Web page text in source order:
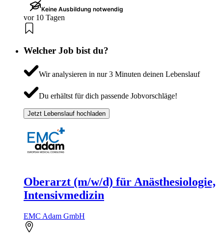
Keine Ausbildung notwendig
vor 10 Tagen
Welcher Job bist du?
Wir analysieren in nur 3 Minuten deinen Lebenslauf
Du erhältst für dich passende Jobvorschläge!
Jetzt Lebenslauf hochladen
Oberarzt (m/w/d) für Anästhesiologie,
Intensivmedizin
EMC Adam GmbH